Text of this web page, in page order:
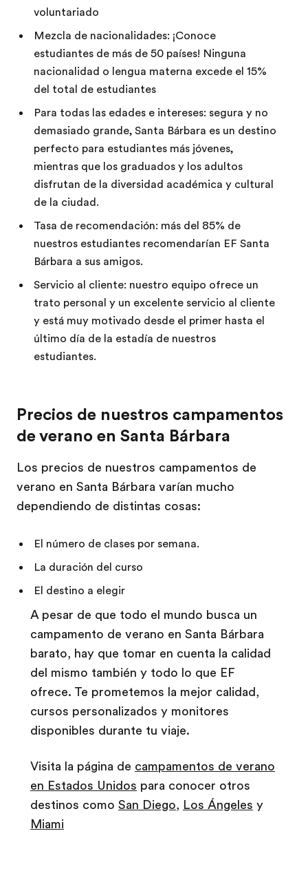
voluntariado
Mezcla de nacionalidades: ¡Conoce
estudiantes de más de 50 países! Ninguna
nacionalidad o lengua materna excede el 15%
del total de estudiantes
Para todas las edades e intereses: segura y no
demasiado grande, Santa Bárbara es un destino
perfecto para estudiantes más jóvenes,
mientras que los graduados y los adultos
disfrutan de la diversidad académica y cultural
de la ciudad.
Tasa de recomendación: más del 85% de
nuestros estudiantes recomendarían EF Santa
Bárbara a sus amigos.
Servicio al cliente: nuestro equipo ofrece un
trato personal y un excelente servicio al cliente
y está muy motivado desde el primer hasta el
último día de la estadía de nuestros
estudiantes.
Precios de nuestros campamentos
de verano en Santa Bárbara
Los precios de nuestros campamentos de
verano en Santa Bárbara varían mucho
dependiendo de distintas cosas:
El número de clases por semana.
La duración del curso
El destino a elegir
A pesar de que todo el mundo busca un
campamento de verano en Santa Bárbara
barato, hay que tomar en cuenta la calidad
del mismo también y todo lo que EF
ofrece. Te prometemos la mejor calidad,
cursos personalizados y monitores
disponibles durante tu viaje.
Visita la página de campamentos de verano
en Estados Unidos para conocer otros
destinos como San Diego, Los Ángeles y
Miami